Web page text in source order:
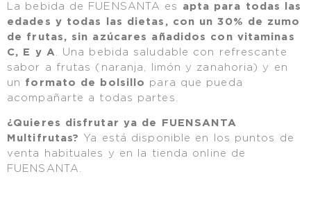
La bebida de FUENSANTA es apta para todas las
edades y todas las dietas, con un 30% de zumo
de frutas, sin azúcares añadidos con vitaminas
C, E y A
. Una bebida saludable con refrescante
sabor a frutas (naranja, limón y zanahoria) y en
un formato de bolsillo para que pueda
acompañarte a todas partes.
¿Quieres disfrutar ya de FUENSANTA
Multifrutas? Ya está disponible en los puntos de
venta habituales y en la tienda online de
FUENSANTA.